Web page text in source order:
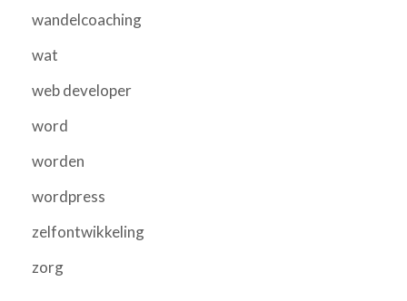
wandelcoaching
wat
web developer
word
worden
wordpress
zelfontwikkeling
zorg